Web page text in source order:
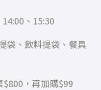
、15:30
袋、飲料提袋、餐具
，再加購$99